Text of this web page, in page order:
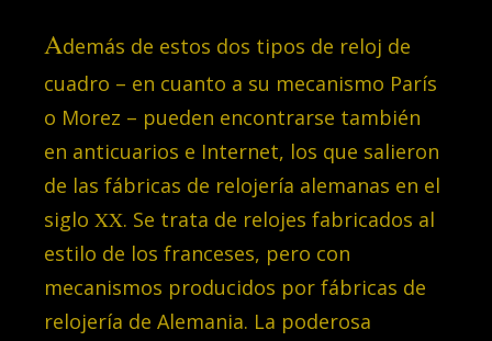
Además de estos dos tipos de reloj de
cuadro – en cuanto a su mecanismo París
o Morez – pueden encontrarse también
en anticuarios e Internet, los que salieron
de las fábricas de relojería alemanas en el
siglo XX. Se trata de relojes fabricados al
estilo de los franceses, pero con
mecanismos producidos por fábricas de
relojería de Alemania. La poderosa